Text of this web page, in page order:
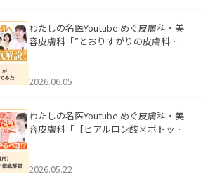
わたしの名医Youtube めぐ皮膚科・美
容皮膚科「”とおりすがりの皮膚科
2026.06.05
わたしの名医Youtube めぐ皮膚科・美
容皮膚科「【ヒアルロン酸×ボトック
た。
2026.05.22